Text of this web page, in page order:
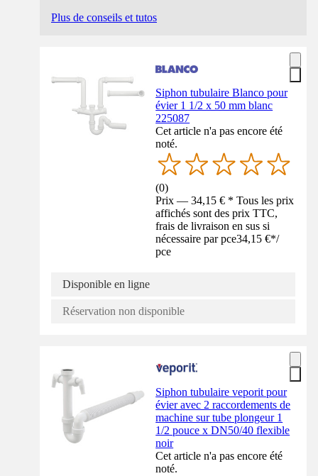
Plus de conseils et tutos
Siphon tubulaire Blanco pour
évier 1 1/2 x 50 mm blanc
225087
Cet article n'a pas encore été
noté.
(0)
Prix — 34,15 € * Tous les prix
affichés sont des prix TTC,
frais de livraison en sus si
nécessaire par pce34,15 €*/
pce
Disponible en ligne
Réservation non disponible
Siphon tubulaire veporit pour
évier avec 2 raccordements de
machine sur tube plongeur 1
1/2 pouce x DN50/40 flexible
noir
Cet article n'a pas encore été
noté.